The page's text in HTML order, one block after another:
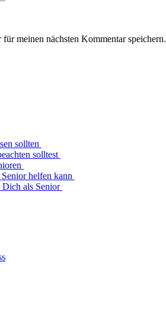
meinen nächsten Kommentar speichern.
sollten
solltest
helfen kann
Dich als Senior